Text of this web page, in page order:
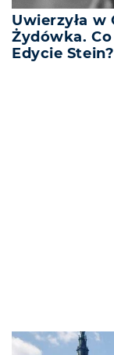
Uwierzyła w
Żydówka. Co
Edycie Stein?